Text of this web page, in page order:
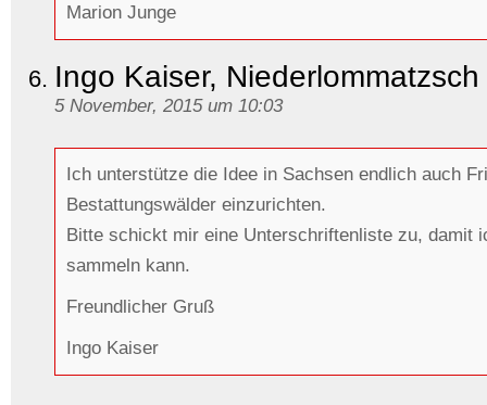
Marion Junge
Ingo Kaiser, Niederlommatzsch
5 November, 2015 um 10:03
Ich unterstütze die Idee in Sachsen endlich auch
Bestattungswälder einzurichten.
Bitte schickt mir eine Unterschriftenliste zu, damit
sammeln kann.
Freundlicher Gruß
Ingo Kaiser